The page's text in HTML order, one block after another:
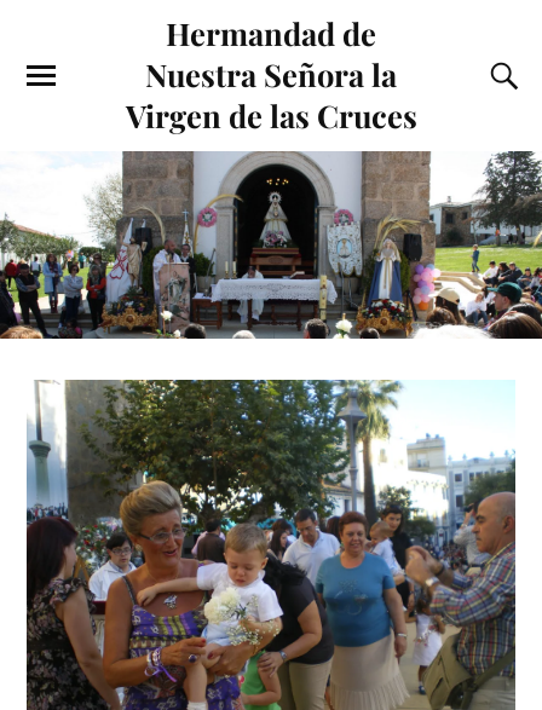
Hermandad de
Nuestra Señora la
Virgen de las Cruces